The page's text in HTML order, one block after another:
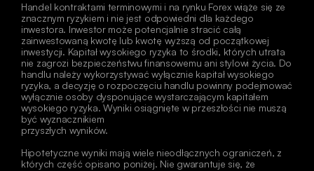
Handel kontraktami terminowymi i na rynku Forex wiąże się ze
znacznym ryzykiem i nie jest odpowiedni dla każdego
inwestora. Inwestor może potencjalnie stracić całą
zainwestowaną kwotę lub kwotę wyższą od początkowej
inwestycji. Kapitał wysokiego ryzyka to środki, których utrata
nie zagrozi bezpieczeństwu finansowemu ani stylowi życia. Do
handlu należy wykorzystywać wyłącznie kapitał wysokiego
ryzyka, a decyzję o rozpoczęciu handlu powinny podejmować
wyłącznie osoby dysponujące wystarczającym kapitałem
wysokiego ryzyka. Wyniki osiągnięte w przeszłości nie muszą
być wyznacznikiem
przyszłych wyników.
Hipotetyczne wyniki mają wiele nieodłącznych ograniczeń, z
których część opisano poniżej. Nie gwarantuje się, że